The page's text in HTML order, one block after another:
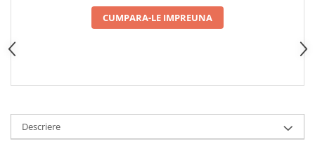
CUMPARA-LE IMPREUNA
Descriere